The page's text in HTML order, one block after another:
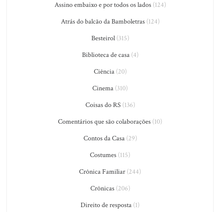
Assino embaixo e por todos os lados(124)
Atrás do balcão da Bamboletras(124)
Besteirol(315)
Biblioteca de casa(4)
Ciência(20)
Cinema (310)
Coisas do RS(136)
Comentários que são colaborações (10)
Contos da Casa(29)
Costumes (115)
Crônica Familiar (244)
Crônicas(206)
Direito de resposta (1)